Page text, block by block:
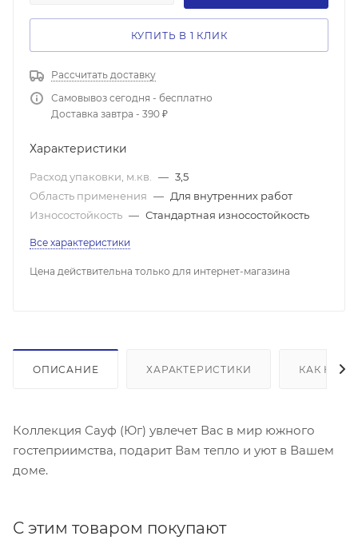
КУПИТЬ В 1 КЛИК
Рассчитать доставку
Самовывоз сегодня - бесплатно
Доставка завтра - 390 ₽
Характеристики
Расход упаковки, м.кв. — 3,5
Область применения — Для внутренних работ
Износостойкость — Стандартная износостойкость
Все характеристики
Цена действительна только для интернет-магазина
ОПИСАНИЕ ХАРАКТЕРИСТИКИ КАК
Коллекция Сауф (Юг) увлечет Вас в мир южного
гостеприимства, подарит Вам тепло и уют в Вашем
доме.
С этим товаром покупают